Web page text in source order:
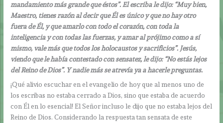
mandamiento más grande que éstos”. El escriba le dijo: “Muy bien,
Maestro, tienes razón al decir que Él es único y que no hay otro
fuera de Él, y que amarlo con todo el corazón, con toda la
inteligencia y con todas las fuerzas, y amar al prójimo como a sí
mismo, vale más que todos los holocaustos y sacrificios”. Jesús,
viendo que le había contestado con sensatez, le dijo: “No estás lejos
del Reino de Dios”. Y nadie más se atrevía ya a hacerle preguntas.
¡Qué alivio escuchar en el evangelio de hoy que al menos uno de
los escribas no estaba cerrado a Dios, sino que estaba de acuerdo
con Él en lo esencial! El Señor incluso le dijo que no estaba lejos del
Reino de Dios. Considerando la respuesta tan sensata de este